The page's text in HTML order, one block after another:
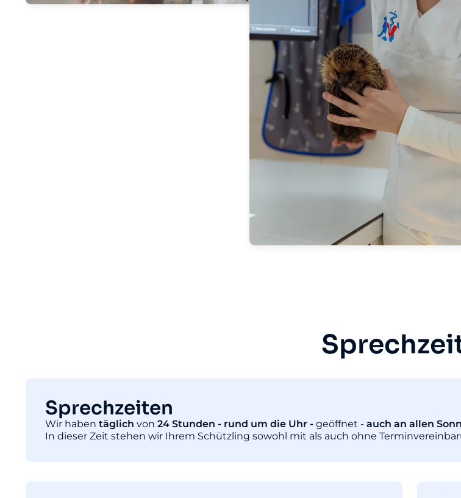
Sprechzeiten
Wir haben täglich von 24 Stunden - rund um die Uhr - geöffnet - auch an allen
In dieser Zeit stehen wir Ihrem Schützling sowohl mit als auch ohne